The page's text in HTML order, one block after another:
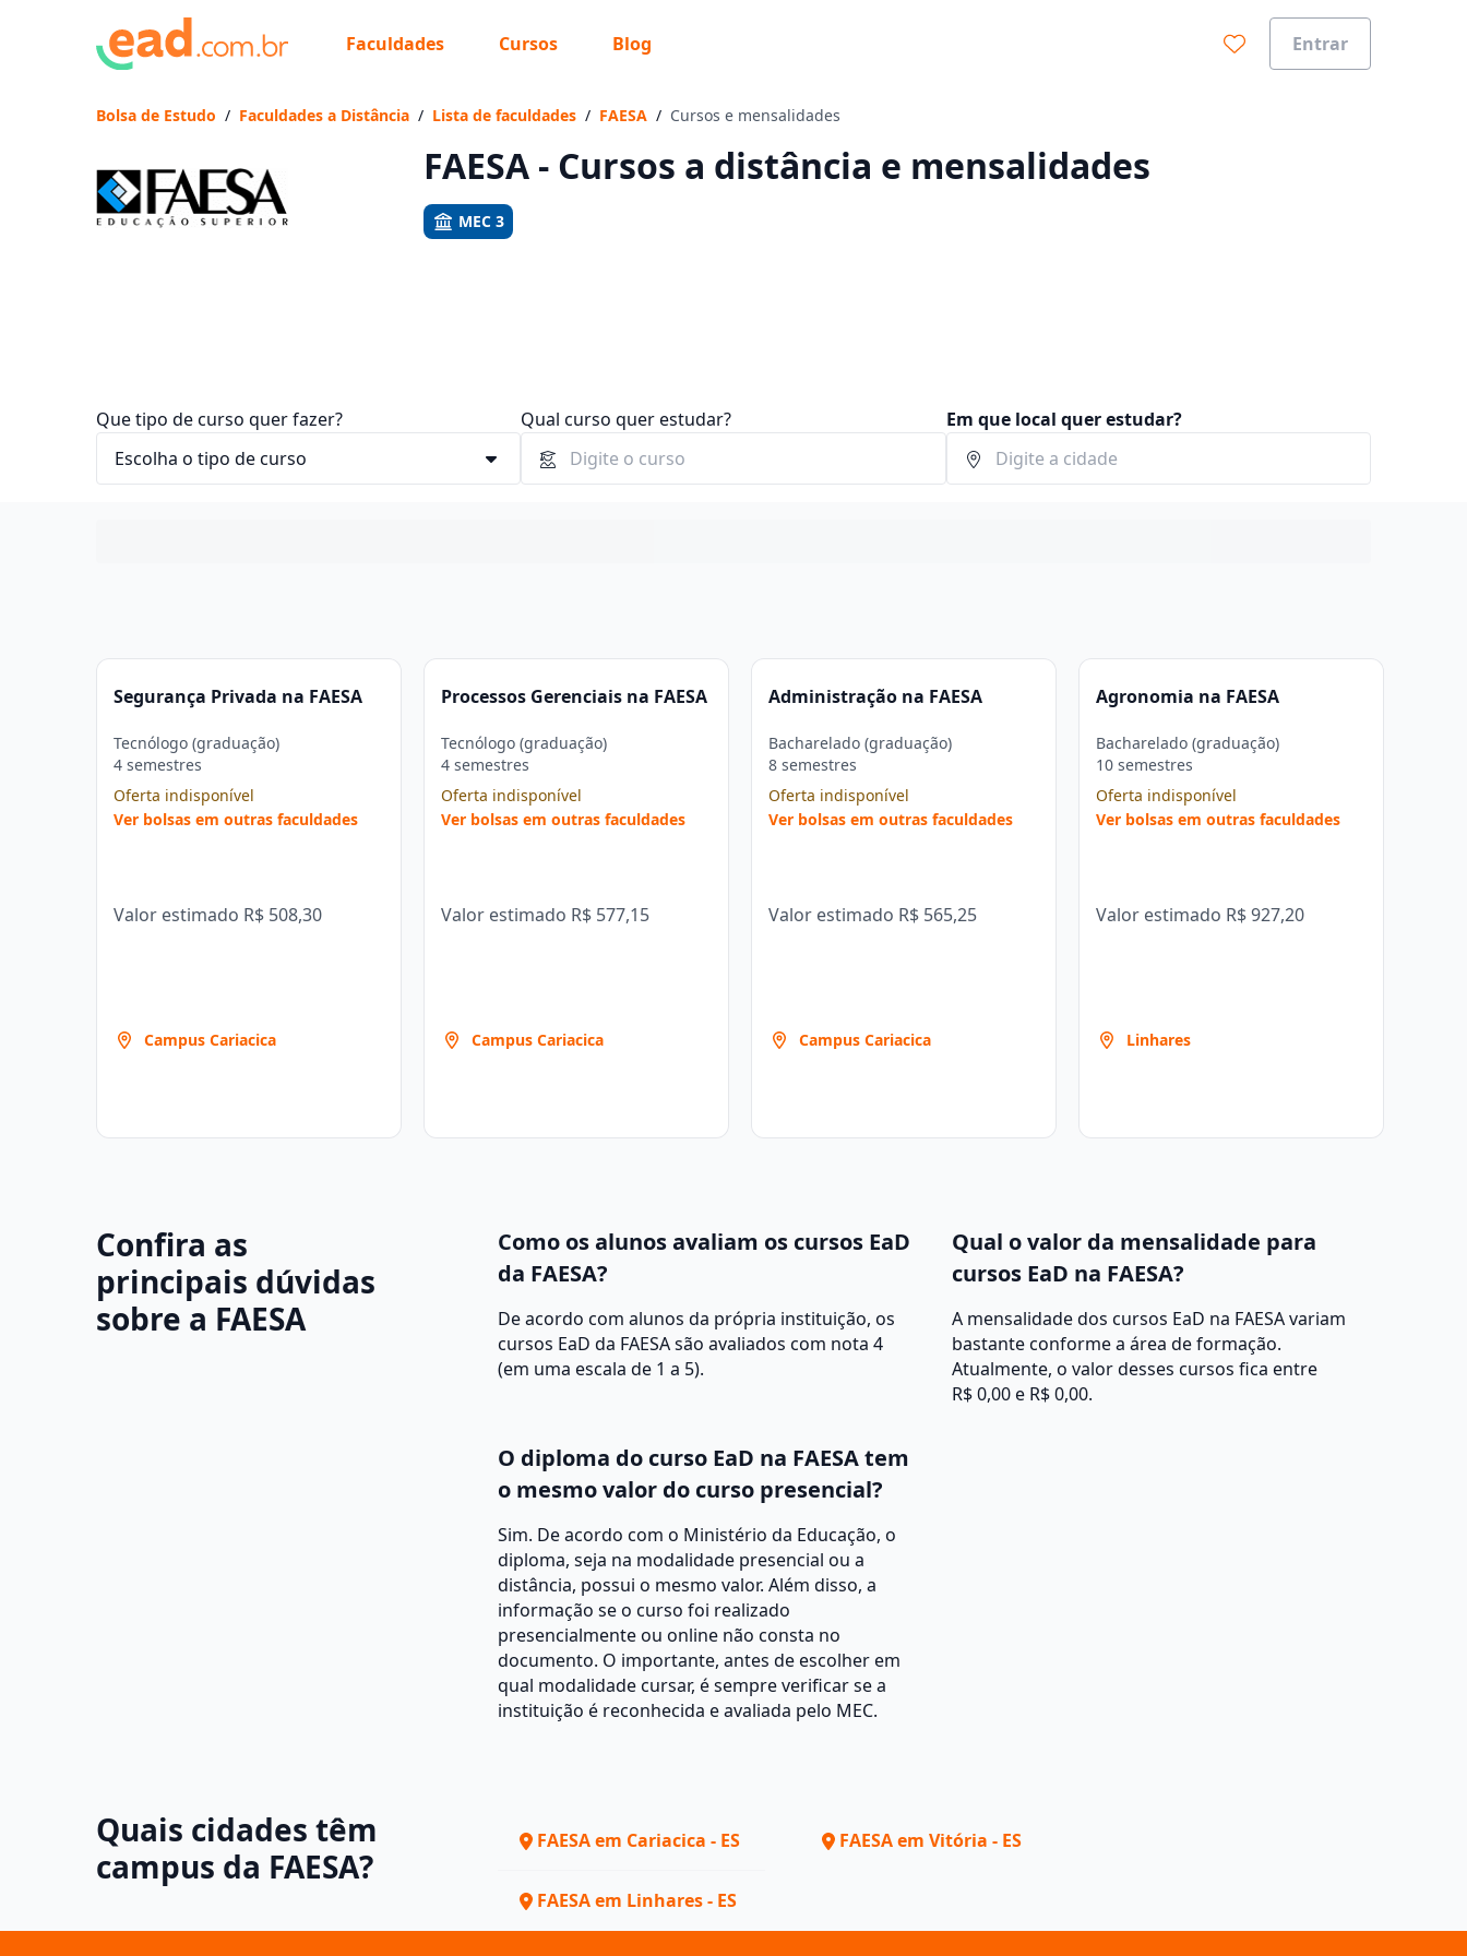
Faculdades Cursos Blog Entrar
Vamos te guiar no caminho ideal para seus estudos
Bolsa de Estudo / Faculdades a Distância / Lista de faculdades / FAESA / Cursos e mensalidades
FAESA - Cursos a distância e mensalidades
MEC 3
Que tipo de curso quer fazer? Qual curso quer estudar? Em que local quer estudar?
Segurança Privada na FAESA
Tecnólogo (graduação)
4 semestres
Oferta indisponível
Ver bolsas em outras faculdades
Valor estimado R$ 508,30
Campus Cariacica
Processos Gerenciais na FAESA
Tecnólogo (graduação)
4 semestres
Oferta indisponível
Ver bolsas em outras faculdades
Valor estimado R$ 577,15
Campus Cariacica
Administração na FAESA
Bacharelado (graduação)
8 semestres
Oferta indisponível
Ver bolsas em outras faculdades
Valor estimado R$ 565,25
Campus Cariacica
Agronomia na FAESA
Bacharelado (graduação)
10 semestres
Oferta indisponível
Ver bolsas em outras faculdades
Valor estimado R$ 927,20
Linhares
Confira as
principais dúvidas
sobre a FAESA
Como os alunos avaliam os cursos EaD
da FAESA?
De acordo com alunos da própria instituição, os
cursos EaD da FAESA são avaliados com nota 4
(em uma escala de 1 a 5).
Qual o valor da mensalidade para
cursos EaD na FAESA?
A mensalidade dos cursos EaD na FAESA variam
bastante conforme a área de formação.
Atualmente, o valor desses cursos fica entre
R$ 0,00 e R$ 0,00.
O diploma do curso EaD na FAESA tem
o mesmo valor do curso presencial?
Sim. De acordo com o Ministério da Educação, o
diploma, seja na modalidade presencial ou a
distância, possui o mesmo valor. Além disso, a
informação se o curso foi realizado
presencialmente ou online não consta no
documento. O importante, antes de escolher em
qual modalidade cursar, é sempre verificar se a
instituição é reconhecida e avaliada pelo MEC.
Quais cidades têm
campus da FAESA?
FAESA em Cariacica - ES
FAESA em Linhares - ES
FAESA em Vitória - ES